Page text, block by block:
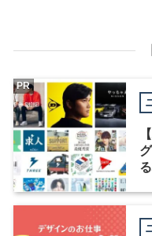
PR